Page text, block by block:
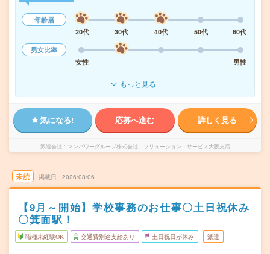
年齢層
20代
30代 40代 50代
60代
男女比率
女性
男性
もっと見る
気になる! 応募へ進む 詳しく見る
派遣会社 マンパワーグループ株式会社 ソリューション・サービス大阪支店
未読 掲載日 2026/08/06
【9月～開始】学校事務のお仕事〇土日祝休み
〇箕面駅！
職種未経験OK 交通費別途支給あり 土日祝日が休み 派遣